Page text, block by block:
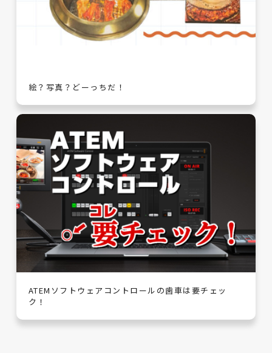
絵？写真？どーっちだ！
ATEMソフトウェアコントロールの歯車は要チェッ
ク！